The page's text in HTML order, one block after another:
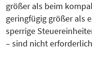
größer als beim
geringfügig größer als
sperrige
– sind nicht